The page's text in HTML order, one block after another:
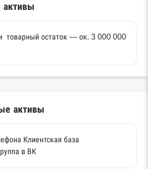
активы
товарный остаток — ок. 3 000 000
активы
Клиентская база
в ВК